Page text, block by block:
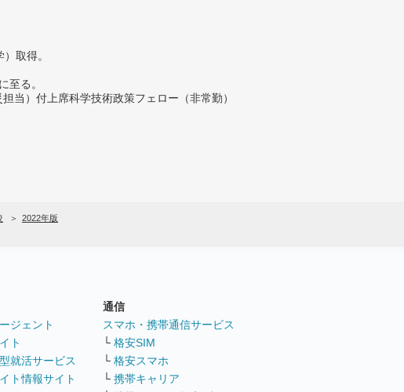
取得。
至る。
当）付上席科学技術政策フェロー（非常勤）
2022年版
ジェント
ト
就活サービス
ト情報サイト
通信
スマホ・携帯通信サービス
└ 格安SIM
└ 格安スマホ
└ 携帯キャリア